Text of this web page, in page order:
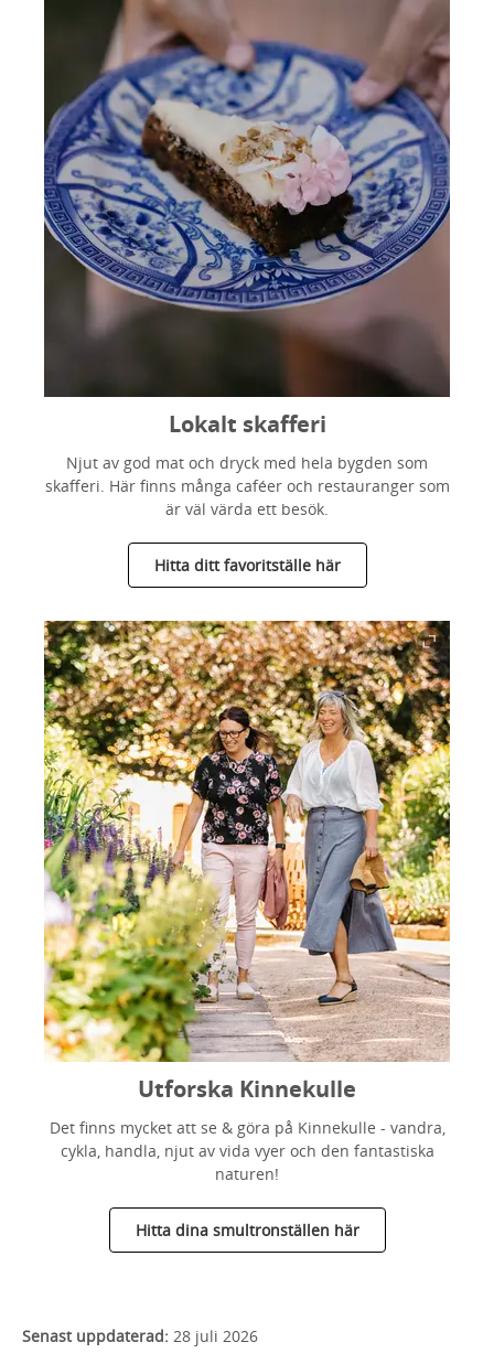
Lokalt skafferi
Njut av god mat och dryck med hela bygden som
skafferi. Här finns många caféer och restauranger som
är väl värda ett besök.
Hitta ditt favoritställe här
Utforska Kinnekulle
Det finns mycket att se & göra på Kinnekulle - vandra,
cykla, handla, njut av vida vyer och den fantastiska
naturen!
Hitta dina smultronställen här
Senast uppdaterad: 28 juli 2026